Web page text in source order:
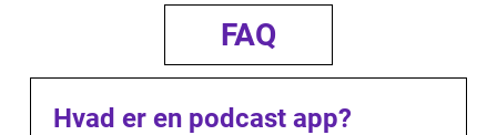
FAQ
Hvad er en podcast app?